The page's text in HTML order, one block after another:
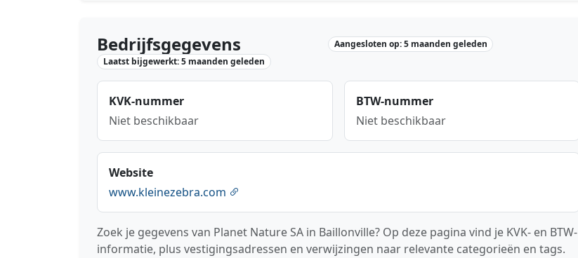
Bedrijfsgegevens
Aangesloten op: 5 maanden geleden
Laatst bijgewerkt: 5 maanden geleden
KVK-nummer
Niet beschikbaar
BTW-nummer
Niet beschikbaar
Website
www.kleinezebra.com
Zoek je gegevens van Planet Nature SA in Baillonville? Op deze pagina vind je KVK- en BTW-
informatie, plus vestigingsadressen en verwijzingen naar relevante categorieën en tags.